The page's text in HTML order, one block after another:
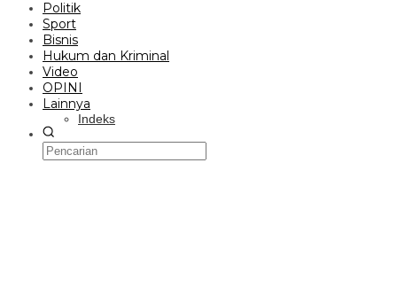
Politik
Sport
Bisnis
Hukum dan Kriminal
Video
OPINI
Lainnya
Indeks